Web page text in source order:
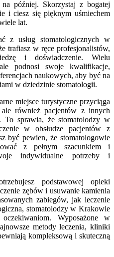
później. Skorzystaj z bogatej
i ciesz się pięknym uśmiechem
lat.
z usług stomatologicznych w
trafiasz w ręce profesjonalistów,
i doświadczenie. Wielu
podnosi swoje kwalifikacje,
naukowych, aby być na
w dziedzinie stomatologii.
miejsce turystyczne przyciąga
również pacjentów z innych
To sprawia, że stomatolodzy w
w obsłudze pacjentów z
być pewien, że stomatologowie
z pełnym szacunkiem i
indywidualne potrzeby i
podstawowej opieki
zębów i usuwanie kamienia
zabiegów, jak leczenie
stomatolodzy w Krakowie
Wyposażone w
metody leczenia, kliniki
kompleksową i skuteczną